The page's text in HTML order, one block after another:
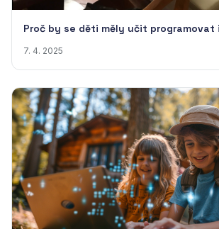
Proč by se děti měly učit programovat
7. 4. 2025